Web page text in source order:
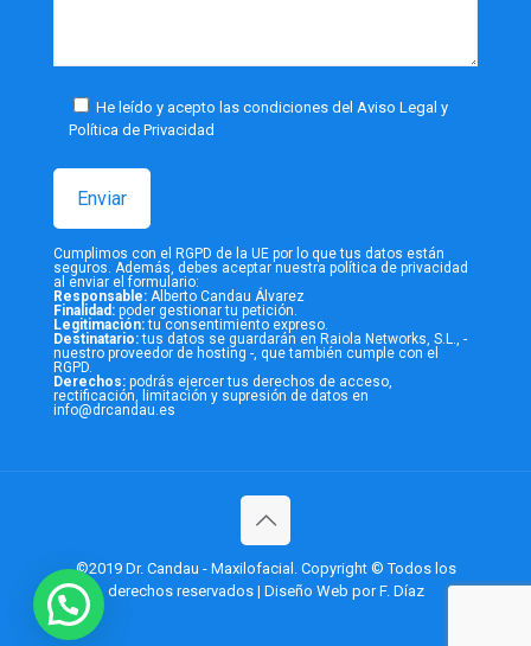
He leído y acepto las condiciones del Aviso Legal y
Política de Privacidad
Cumplimos con el RGPD de la UE por lo que tus datos están
seguros. Además, debes aceptar nuestra política de privacidad
al enviar el formulario:
Responsable: Alberto Candau Álvarez
Finalidad: poder gestionar tu petición.
Legitimación:tu consentimiento expreso.
Destinatario:tus datos se guardarán en Raiola Networks, S.L., -
nuestro proveedor de hosting -, que también cumple con el
RGPD.
Derechos: podrás ejercer tus derechos de acceso,
rectificación, limitación y supresión de datos en
info@drcandau.es
©2019 Dr. Candau - Maxilofacial. Copyright © Todos los
derechos reservados | Diseño Web por F. Díaz